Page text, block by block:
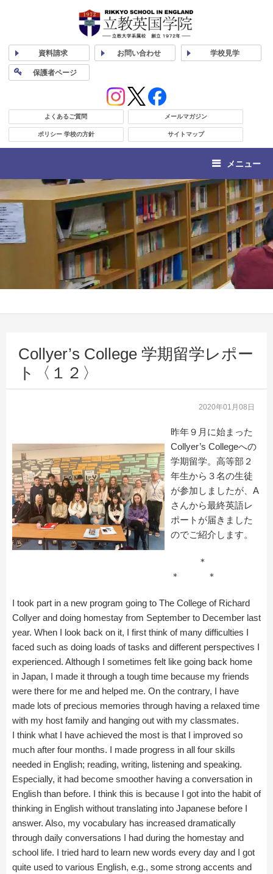
資料請求 お問い合わせ 学校見学
保護者ページ
よくあるご質問 メールマガジン
ポリシー 学校の方針 サイトマップ
メニュー
Collyer’s College 学期留学レポー
ト〈１２〉
2020年01月08日
昨年９月に始まった
Collyer’s Collegeへの
学期留学。高等部２
年生から３名の生徒
が参加しましたが、A
さんから最終英語レ
ポートが届きました
のでご紹介します。
＊
＊ ＊
I took part in a new program going to The College of Richard
Collyer and doing homestay from September to December last
year. When I look back on it, I first think of many difficulties I
faced such as doing loads of tasks and different perspectives I
experienced. Although I sometimes felt like going back home
in Japan, I made it through a tough time because my friends
were there for me and helped me. On the contrary, I have
made lots of precious memories through having a relaxed time
with my host family and hanging out with my classmates.
I think what I have achieved the most is that I improved so
much after four months. I made progress in all four skills
needed in English; reading, writing, listening and speaking.
Especially, it had become smoother having a conversation in
English than before. I think this is because I got into the habit of
thinking in English without translating into Japanese before I
answer. Also, my vocabulary has increased dramatically
through daily conversations I had during the homestay and
school life. I tried hard to learn new words every day and I got
quite used to various English, e.g., some strong accents and